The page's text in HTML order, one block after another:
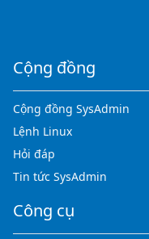
Cộng đồng
Cộng đồng SysAdmin
Lệnh Linux
Hỏi đáp
Tin tức SysAdmin
Công cụ